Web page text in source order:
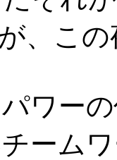
、こ
ワー
ーム